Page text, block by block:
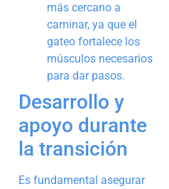
más cercano a
caminar, ya que el
gateo fortalece los
músculos necesarios
para dar pasos.
Desarrollo y
apoyo durante
la transición
Es fundamental asegurar